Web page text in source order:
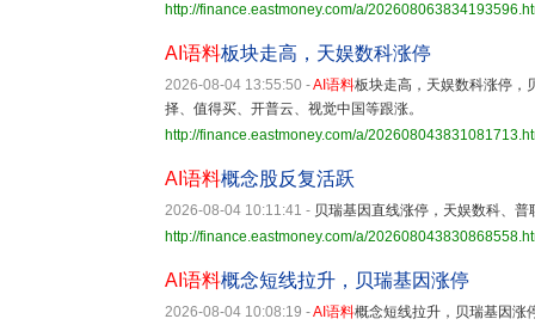
http://finance.eastmoney.com/a/
AI语料板块走高，天娱数科涨停
2026-08-04 13:55:50 -AI语料板块走高，天娱数科涨停，
择、值得买、开普云、视觉中国等跟涨。
http://finance.eastmoney.com/a/
AI语料概念股反复活跃
2026-08-04 10:11:41 - 贝瑞基因直线涨停，天娱数科、
http://finance.eastmoney.com/a/
AI语料概念短线拉升，贝瑞基因涨停
2026-08-04 10:08:19 -AI语料概念短线拉升，贝瑞基因涨